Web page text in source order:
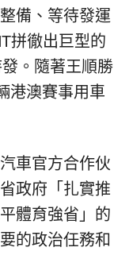
備、等待發運
拼徹出巨型的
發。隨著王順勝
港澳賽事用車
車官方合作伙
政府「扎實推
體育強省」的
的政治任務和